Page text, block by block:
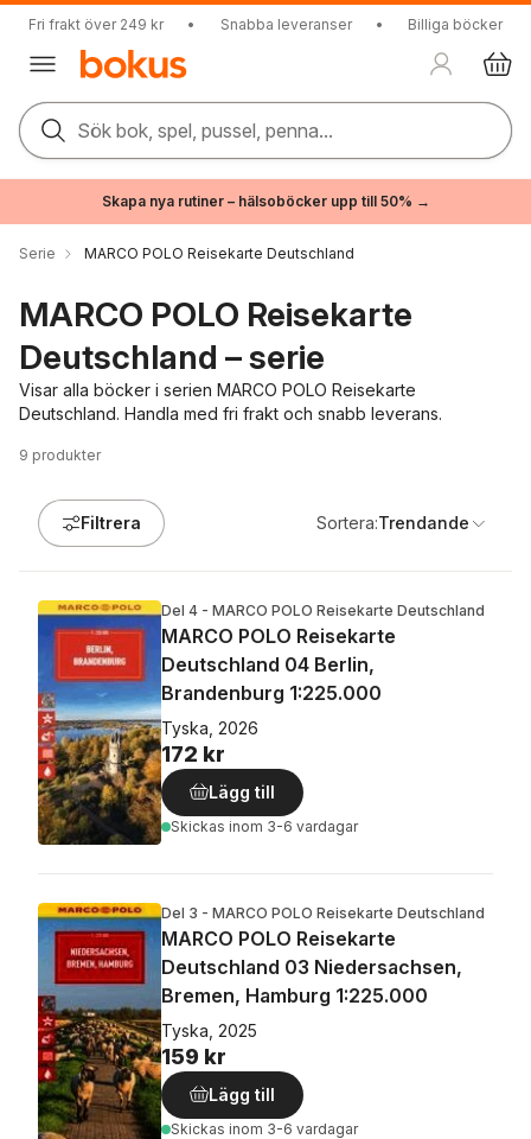
Fri frakt över 249 kr • Snabba leveranser • Billiga böcker
Sök bok, spel, pussel, penna...
Skapa nya rutiner – hälsoböcker upp till 50% →
Serie MARCO POLO Reisekarte Deutschland
MARCO POLO Reisekarte
Deutschland – serie
Visar alla böcker i serien MARCO POLO Reisekarte
Deutschland. Handla med fri frakt och snabb leverans.
9 produkter
Filtrera Sortera:Trendande
Del 4 - MARCO POLO Reisekarte Deutschland
MARCO POLO Reisekarte
Deutschland 04 Berlin,
Brandenburg 1:225.000
Tyska, 2026
172 kr
Lägg till
Skickas inom 3-6 vardagar
Del 3 - MARCO POLO Reisekarte Deutschland
MARCO POLO Reisekarte
Deutschland 03 Niedersachsen,
Bremen, Hamburg 1:225.000
Tyska, 2025
159 kr
Lägg till
Skickas inom 3-6 vardagar